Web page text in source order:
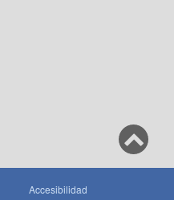
Accesibilidad